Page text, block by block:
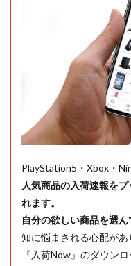
PlayStation5・Xbox・
人気商品の入荷速報を
れます。
自分の欲しい商品を選
知に悩まされる心配があ
『入荷Now』のダウン